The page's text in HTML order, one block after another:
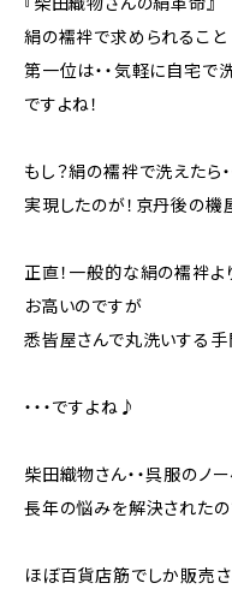
絹の襦袢で求められること
第一位は・・気軽に自宅で
ですよね！
もし？絹の襦袢で洗えたら・
実現したのが！京丹後の機
正直！一般的な絹の襦袢よ
お高いのですが
悉皆屋さんで丸洗いする
・・・ですよね♪
柴田織物さん・・呉服のノ
長年の悩みを解決されたの
ほぼ百貨店筋でしか販売